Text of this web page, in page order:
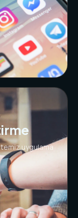
uygulama